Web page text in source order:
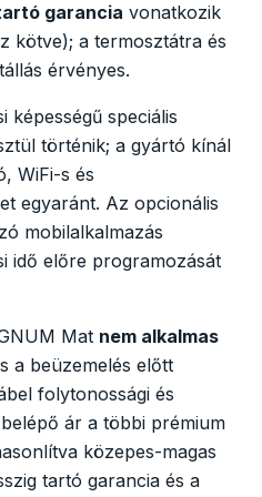
garancia vonatkozik
kötve); a termosztátra és
érvényes.
képességű speciális
történik; a gyártó kínál
WiFi-s és
egyaránt. Az opcionális
mobilalkalmazás
idő előre programozását
Mat nem alkalmas
a beüzemelés előtt
folytonossági és
ár a többi prémium
közepes-magas
tartó garancia és a